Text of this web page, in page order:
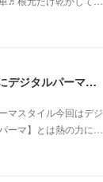
かかりが悪いかたには特にデジタルパーマがオススメです！
マスタイル今回はデジ
ーマ】とは熱の力に…